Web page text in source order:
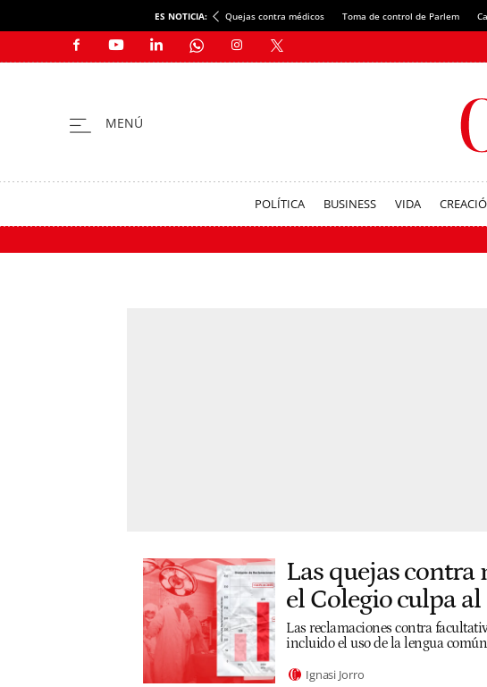
ES NOTICIA: Quejas contra médicos Toma de control de Parlem
POLÍTICA BUSINESS VIDA
Las quejas contra
el Colegio culpa
Las reclamaciones contra
incluido el uso de la lengua común
Ignasi Jorro